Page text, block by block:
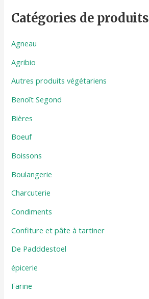
e
c
h
:
Catégories de produits
Agneau
Agribio
Autres produits végétariens
Benoît Segond
Bières
Boeuf
Boissons
Boulangerie
Charcuterie
Condiments
Confiture et pâte à tartiner
De Padddestoel
épicerie
Farine